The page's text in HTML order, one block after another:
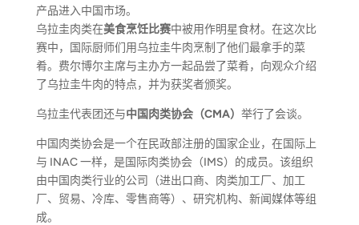
产品进入中国市场。
乌拉圭肉类在美食烹饪比赛中被用作明星食材。在这次比
赛中，国际厨师们用乌拉圭牛肉烹制了他们最拿手的菜
肴。费尔博尔主席与主办方一起品尝了菜肴，向观众介绍
了乌拉圭牛肉的特点，并为获奖者颁奖。
乌拉圭代表团还与中国肉类协会（CMA） 举行了会谈。
中国肉类协会是一个在民政部注册的国家企业，在国际上
与 INAC 一样，是国际肉类协会（IMS）的成员。该组织
由中国肉类行业的公司（进出口商、肉类加工厂、加工
厂、贸易、冷库、零售商等）、研究机构、新闻媒体等组
成。